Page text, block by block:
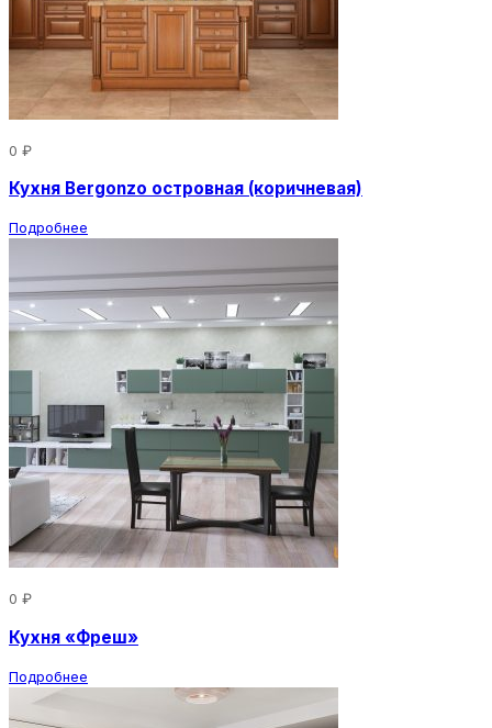
0 ₽
Кухня Bergonzo островная (коричневая)
Подробнее
0 ₽
Кухня «Фреш»
Подробнее